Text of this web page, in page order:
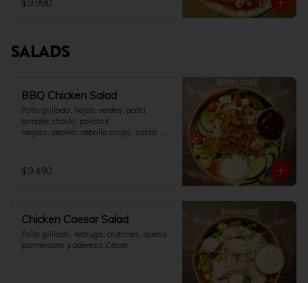
$9.990
SALADS
BBQ Chicken Salad
Pollo grillado, hojas verdes, palta,
tomate, choclo, porotos
negros, pepino, cebolla crispy, salsa
$9.490
Chicken Caesar Salad
Pollo grillado, lechuga, crutones, queso
parmesano y aderezo César.